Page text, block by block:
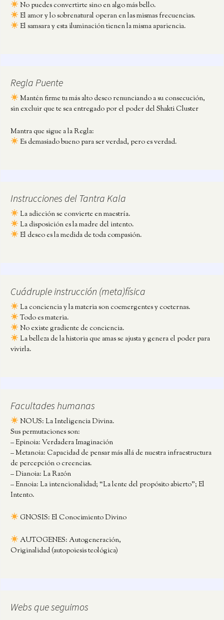
No puedes convertirte sino en algo más bello.
El amor y lo sobrenatural operan en las mismas frecuencias.
El samsara y esta iluminación tienen la misma apariencia.
Regla Puente
Mantén firme tu más alto deseo renunciando a su consecución,
sin excluir que te sea entregado por el poder del Shakti Cluster
Mantra que sigue a la Regla:
Es demasiado bueno para ser verdad, pero es verdad.
Instrucciones del Tantra Kala
La adicción se convierte en maestría.
La disposición es la madre del intento.
El deseo es la medida de toda compasión.
Cuádruple instrucción (meta)física
La conciencia y la materia son coemergentes y coeternas.
Todo es materia.
No existe gradiente de conciencia.
La belleza de la historia que amas se ajusta y genera el poder para
vivirla.
Facultades humanas
NOUS: La Inteligencia Divina.
Sus permutaciones son:
– Epinoia: Verdadera Imaginación
– Metanoia: Capacidad de pensar más allá de nuestra infraestructura
de percepción o creencias.
– Dianoia: La Razón
– Ennoia: La intencionalidad; “La lente del propósito abierto”; El
Intento.
GNOSIS: El Conocimiento Divino
AUTOGENES: Autogeneración,
Originalidad (autopoiesis teológica)
Webs que seguimos